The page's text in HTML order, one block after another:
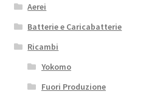
Aerei
Batterie e Caricabatterie
Ricambi
Yokomo
Fuori Produzione